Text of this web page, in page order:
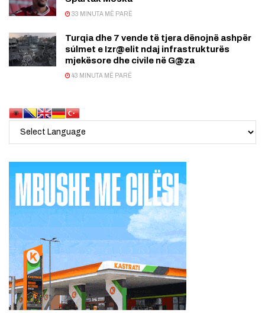
33 MINUTA MË PARË
Turqia dhe 7 vende të tjera dënojnë ashpër
súlmet e Izr@elit ndaj infrastrukturës
mjekësore dhe civile në G@za
43 MINUTA MË PARË